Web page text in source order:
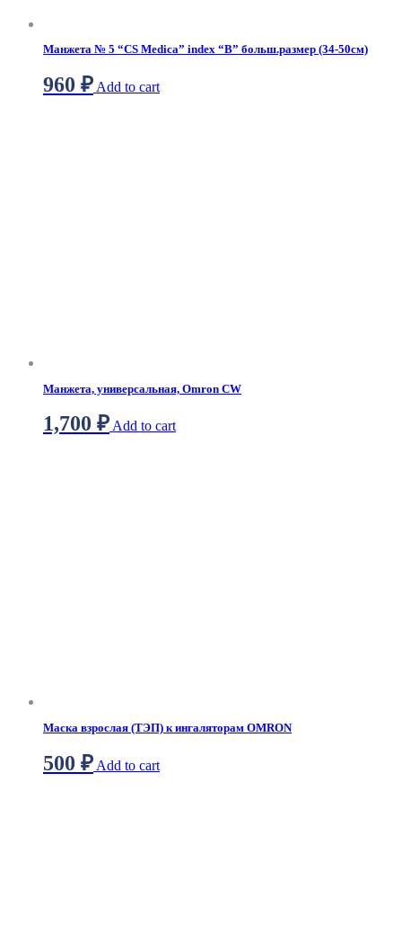
Манжета № 5 “CS Medica” index “B” больш.размер (34-50см)
960 ₽ Add to cart
Манжета, универсальная, Omron CW
1,700 ₽ Add to cart
Маска взрослая (ТЭП) к ингаляторам OMRON
500 ₽ Add to cart